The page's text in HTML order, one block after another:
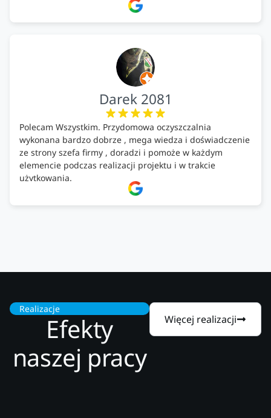
Darek 2081
Polecam Wszystkim. Przydomowa oczyszczalnia
wykonana bardzo dobrze , mega wiedza i doświadczenie
ze strony szefa firmy , doradzi i pomoże w każdym
elemencie podczas realizacji projektu i w trakcie
użytkowania.
Firma godna zaufania. Tak trzymać!
Realizacje
Efekty
naszej pracy
Więcej realizacji